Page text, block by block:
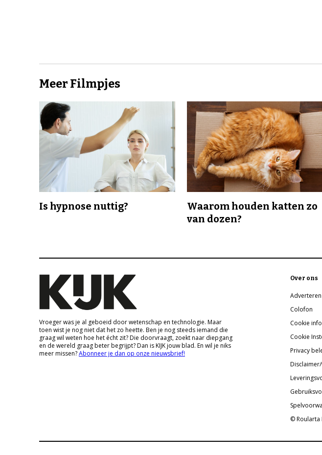
Meer Filmpjes
Is hypnose nuttig?
Waarom houden katten zo
van dozen?
Vroeger was je al geboeid door wetenschap en technologie. Maar
toen wist je nog niet dat het zo heette. Ben je nog steeds iemand die
graag wil weten hoe het écht zit? Die doorvraagt, zoekt naar diepgang
en de wereld graag beter begrijpt? Dan is KIJK jouw blad. En wil je niks
meer missen?Abonneer je dan op onze nieuwsbrief!
Over ons
Adverteren
Colofon
Cookie
Cookie
Privacy
© Roularta